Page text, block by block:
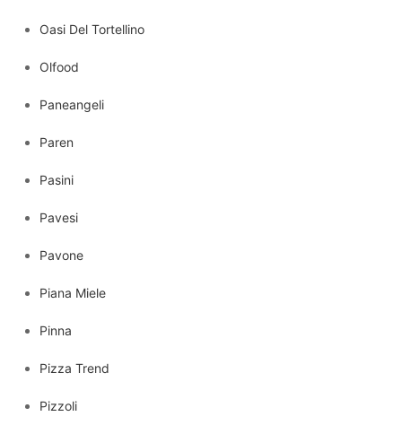
Oasi Del Tortellino
Olfood
Paneangeli
Paren
Pasini
Pavesi
Pavone
Piana Miele
Pinna
Pizza Trend
Pizzoli